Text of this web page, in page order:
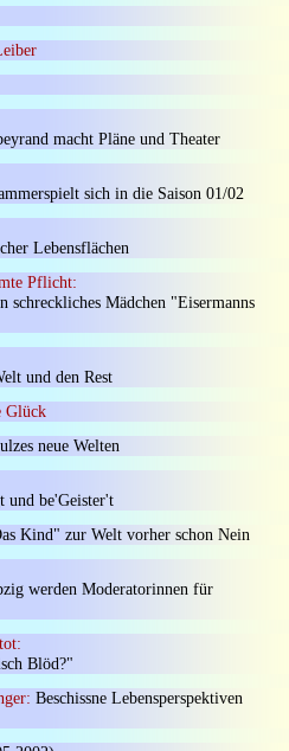
macht Pläne und Theater
sich in die Saison 01/02
Lebensflächen
Pflicht:
schreckliches Mädchen "Eisermanns
und den Rest
Glück
neue Welten
und be'Geister't
Kind" zur Welt vorher schon Nein
werden Moderatorinnen für
Blöd?"
Beschissne Lebensperspektiven